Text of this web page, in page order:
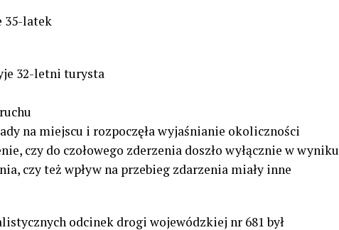
35-latek
32-letni turysta
na miejscu i rozpoczęła wyjaśnianie okoliczności
czy do czołowego zderzenia doszło wyłącznie w wyniku
czy też wpływ na przebieg zdarzenia miały inne
odcinek drogi wojewódzkiej nr 681 był